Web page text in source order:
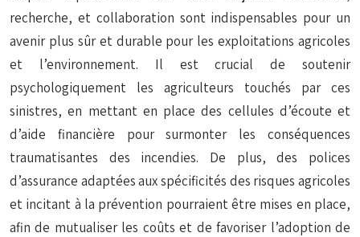
recherche, et collaboration sont indispensables pour un
avenir plus sûr et durable pour les exploitations agricoles
et l’environnement. Il est crucial de soutenir
psychologiquement les agriculteurs touchés par ces
sinistres, en mettant en place des cellules d’écoute et
d’aide financière pour surmonter les conséquences
traumatisantes des incendies. De plus, des polices
d’assurance adaptées aux spécificités des risques agricoles
et incitant à la prévention pourraient être mises en place,
afin de mutualiser les coûts et de favoriser l’adoption de